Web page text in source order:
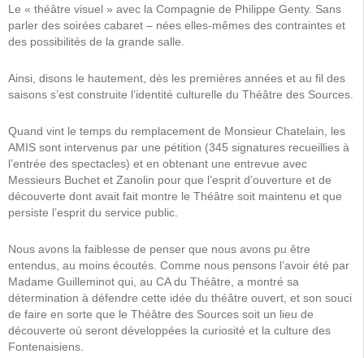
Le « théâtre visuel » avec la Compagnie de Philippe Genty. Sans
parler des soirées cabaret – nées elles-mêmes des contraintes et
des possibilités de la grande salle.
Ainsi, disons le hautement, dès les premières années et au fil des
saisons s’est construite l’identité culturelle du Théâtre des Sources.
Quand vint le temps du remplacement de Monsieur Chatelain, les
AMIS sont intervenus par une pétition (345 signatures recueillies à
l’entrée des spectacles) et en obtenant une entrevue avec
Messieurs Buchet et Zanolin pour que l’esprit d’ouverture et de
découverte dont avait fait montre le Théâtre soit maintenu et que
persiste l’esprit du service public.
Nous avons la faiblesse de penser que nous avons pu être
entendus, au moins écoutés. Comme nous pensons l’avoir été par
Madame Guilleminot qui, au CA du Théâtre, a montré sa
détermination à défendre cette idée du théâtre ouvert, et son souci
de faire en sorte que le Théâtre des Sources soit un lieu de
découverte où seront développées la curiosité et la culture des
Fontenaisiens.